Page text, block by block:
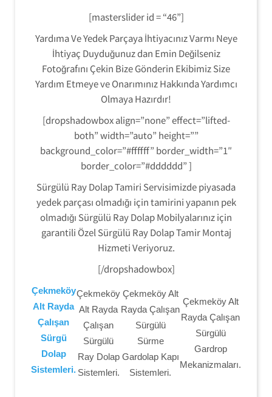
[masterslider id = “46”]
Yardıma Ve Yedek Parçaya İhtiyacınız Varmı Neye
İhtiyaç Duyduğunuz dan Emin Değilseniz
Fotoğrafını Çekin Bize Gönderin Ekibimiz Size
Yardım Etmeye ve Onarımınız Hakkında Yardımcı
Olmaya Hazırdır!
[dropshadowbox align=”none” effect=”lifted-
both” width=”auto” height=””
background_color=”#ffffff” border_width=”1″
border_color=”#dddddd” ]
Sürgülü Ray Dolap Tamiri Servisimizde piyasada
yedek parçası olmadığı için tamirini yapanın pek
olmadığı Sürgülü Ray Dolap Mobilyalarınız için
garantili Özel Sürgülü Ray Dolap Tamir Montaj
Hizmeti Veriyoruz.
[/dropshadowbox]
Çekmeköy
Alt Rayda
Çalışan
Sürgü
Dolap
Sistemleri.
Çekmeköy
Alt Rayda
Çalışan
Sürgülü
Ray Dolap
Sistemleri.
Çekmeköy Alt
Rayda Çalışan
Sürgülü
Sürme
Gardolap Kapı
Sistemleri.
Çekmeköy Alt
Rayda Çalışan
Sürgülü
Gardrop
Mekanizmaları.